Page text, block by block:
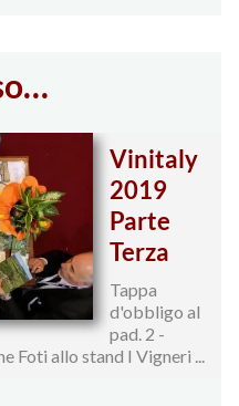
Vinitaly
2019
Parte
Terza
Tappa
d'obbligo al
pad. 2 -
Foti allo stand I Vigneri ...